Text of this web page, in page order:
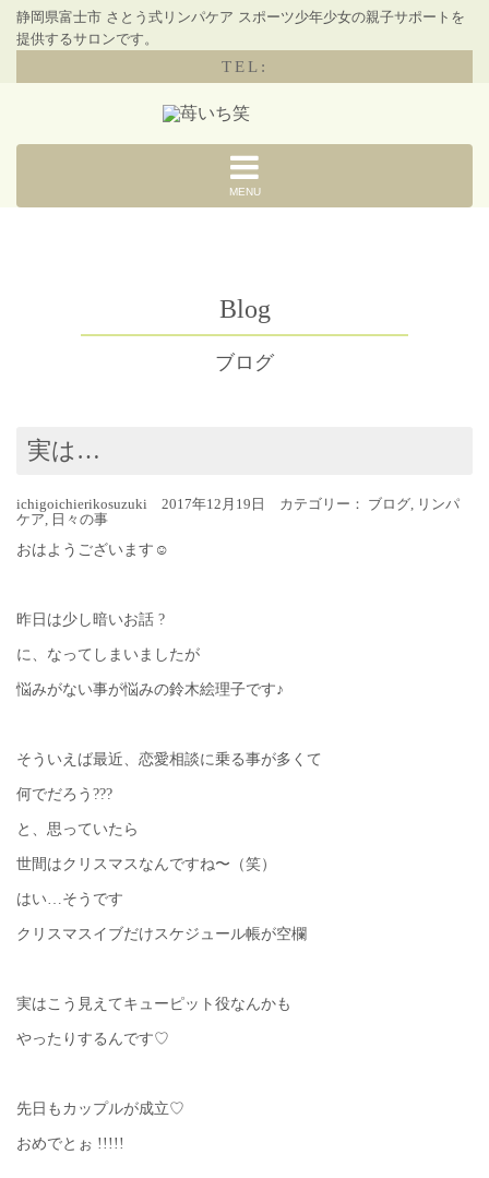
静岡県富士市 さとう式リンパケア スポーツ少年少女の親子サポートを
提供するサロンです。
TEL:
MENU
Blog
ブログ
実は…
ichigoichierikosuzuki 2017年12月19日 カテゴリー： ブログ, リンパ
ケア, 日々の事
おはようございます☺︎
昨日は少し暗いお話 ?
に、なってしまいましたが
悩みがない事が悩みの鈴木絵理子です♪
そういえば最近、恋愛相談に乗る事が多くて
何でだろう???
と、思っていたら
世間はクリスマスなんですね〜（笑）
はい…そうです
クリスマスイブだけスケジュール帳が空欄
実はこう見えてキューピット役なんかも
やったりするんです♡
先日もカップルが成立♡
おめでとぉ !!!!!